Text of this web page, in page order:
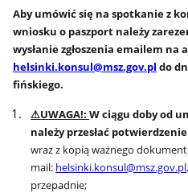
Aby umówić się na spotkanie z
wniosku o paszport należy
wysłanie zgłoszenia emailem na
helsinki.konsul@msz.gov.pl do
fińskiego.
⚠UWAGA!: Wciągu doby od
należy przesłać
wraz z kopią ważnego
mail: helsinki.konsul@msz.gov.pl
przepadnie;